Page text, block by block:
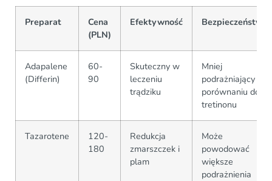
Preparat
Cena
(PLN)
Efektywność Bezpieczeństwo
Adapalene
(Differin)
60-
90
Skuteczny w
leczeniu
trądziku
Mniej
podrażniający w
porównaniu do
tretinonu
Tazarotene
120-
180
Redukcja
zmarszczek i
plam
Może
powodować
większe
podrażnienia